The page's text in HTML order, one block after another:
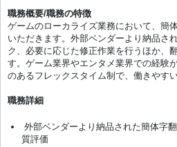
職務概要/職務の特徴
ゲームのローカライズ業務において、簡
いただきます。外部ベンダーより納品さ
ク、必要に応じた修正作業を行うほか、
す。ゲーム業界やエンタメ業界での経験
のあるフレックスタイム制で、働きやす
職務詳細
外部ベンダーより納品された簡体字
質評価